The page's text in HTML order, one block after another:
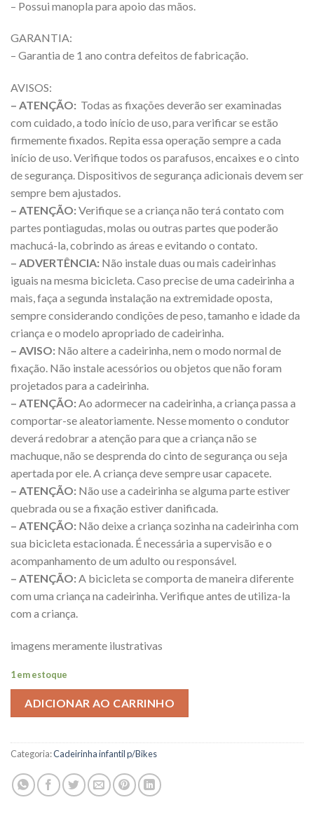
– Possui manopla para apoio das mãos.
GARANTIA:
– Garantia de 1 ano contra defeitos de fabricação.
AVISOS:
– ATENÇÃO: Todas as fixações deverão ser examinadas
com cuidado, a todo início de uso, para verificar se estão
firmemente fixados. Repita essa operação sempre a cada
início de uso. Verifique todos os parafusos, encaixes e o cinto
de segurança. Dispositivos de segurança adicionais devem ser
sempre bem ajustados.
– ATENÇÃO:Verifique se a criança não terá contato com
partes pontiagudas, molas ou outras partes que poderão
machucá-la, cobrindo as áreas e evitando o contato.
– ADVERTÊNCIA: Não instale duas ou mais cadeirinhas
iguais na mesma bicicleta. Caso precise de uma cadeirinha a
mais, faça a segunda instalação na extremidade oposta,
sempre considerando condições de peso, tamanho e idade da
criança e o modelo apropriado de cadeirinha.
– AVISO: Não altere a cadeirinha, nem o modo normal de
fixação. Não instale acessórios ou objetos que não foram
projetados para a cadeirinha.
– ATENÇÃO:Ao adormecer na cadeirinha, a criança passa a
comportar-se aleatoriamente. Nesse momento o condutor
deverá redobrar a atenção para que a criança não se
machuque, não se desprenda do cinto de segurança ou seja
apertada por ele. A criança deve sempre usar capacete.
– ATENÇÃO: Não use a cadeirinha se alguma parte estiver
quebrada ou se a fixação estiver danificada.
– ATENÇÃO: Não deixe a criança sozinha na cadeirinha com
sua bicicleta estacionada. É necessária a supervisão e o
acompanhamento de um adulto ou responsável.
– ATENÇÃO:A bicicleta se comporta de maneira diferente
com uma criança na cadeirinha. Verifique antes de utiliza-la
com a criança.
imagens meramente ilustrativas
1 em estoque
ADICIONAR AO CARRINHO
Categoria:Cadeirinha infantil p/Bikes